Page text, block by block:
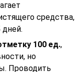
средства,
дней.
100 ед.,
но
Проводить